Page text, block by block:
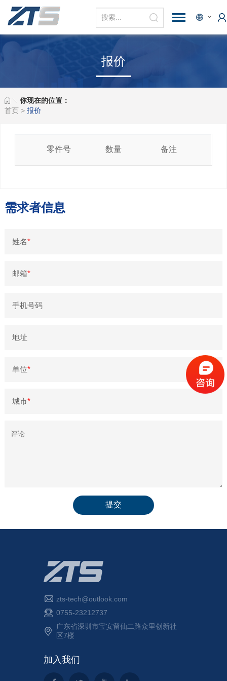
报价
你现在的位置：
首页> 报价
零件号 数量 备注
需求者信息
姓名*
邮箱*
手机号码
地址
单位*
城市*
zts-tech@outlook.com
0755-23212737
广东省深圳市宝安留仙二路众里创新社
区7楼
加入我们